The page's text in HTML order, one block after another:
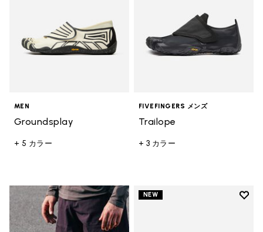
MEN
Groundsplay
+ 5 カラー
FIVEFINGERS メンズ
Trailope
+ 3 カラー
NEW
Add